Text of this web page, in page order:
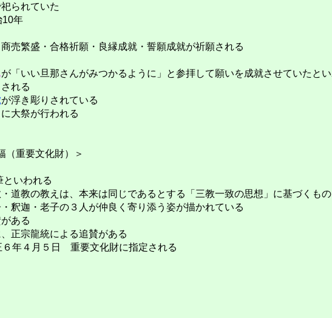
られていた
年
売繁盛・合格祈願・良縁成就・誓願成就が祈願される
が「いい旦那さんがみつかるように」と参拝して願いを成就させていたと
れる
が浮き彫りされている
大祭が行われる
重要文化財）＞
といわれる
道教の教えは、本来は同じであるとする「三教一致の思想」に基づくもの
釈迦・老子の３人が仲良く寄り添う姿が描かれている
ある
正宗龍統による追賛がある
年４月５日 重要文化財に指定される